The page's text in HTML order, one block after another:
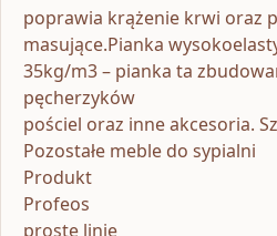
poprawia krążenie krwi oraz
masujące.Pianka
35kg/m3 – pianka ta
pęcherzyków
pościel oraz inne akcesoria.
Pozostałe meble do sypialni
Produkt
Profeos
proste linie